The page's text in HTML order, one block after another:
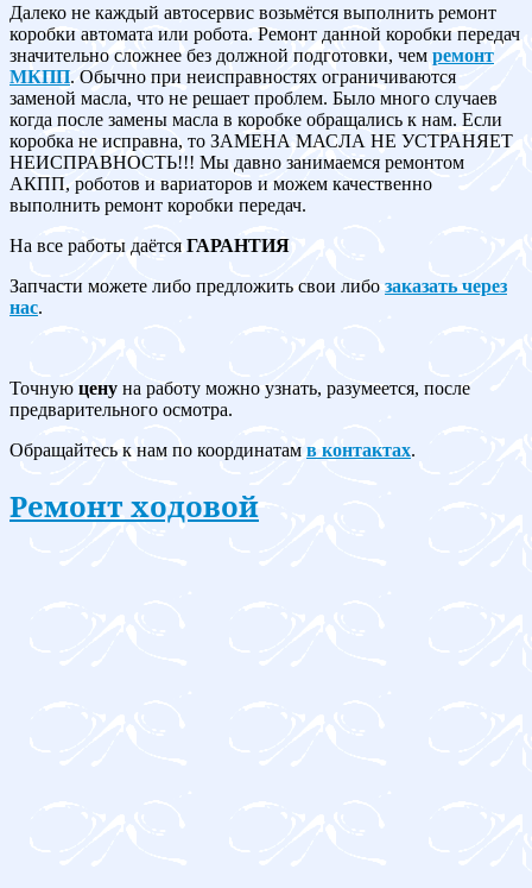
Далеко не каждый автосервис возьмётся выполнить ремонт
коробки автомата или робота. Ремонт данной коробки передач
значительно сложнее без должной подготовки, чем ремонт
МКПП. Обычно при неисправностях ограничиваются
заменой масла, что не решает проблем. Было много случаев
когда после замены масла в коробке обращались к нам. Если
коробка не исправна, то ЗАМЕНА МАСЛА НЕ УСТРАНЯЕТ
НЕИСПРАВНОСТЬ!!! Мы давно занимаемся ремонтом
АКПП, роботов и вариаторов и можем качественно
выполнить ремонт коробки передач.
На все работы даётсяГАРАНТИЯ
Запчасти можете либо предложить свои либо заказать через
нас.
Точную цену на работу можно узнать, разумеется, после
предварительного осмотра.
Обращайтесь к нам по координатам в контактах.
Ремонт ходовой